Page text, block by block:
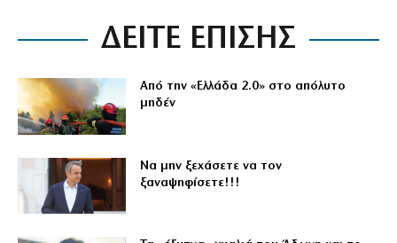
ΔΕΙΤΕ ΕΠΙΣΗΣ
Από την «Ελλάδα 2.0» στο απόλυτο
μηδέν
Να μην ξεχάσετε να τον
ξαναψηφίσετε!!!